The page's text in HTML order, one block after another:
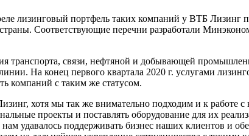
лизинговый портфель таких компаний у ВТБ Лизинг
Соответствующие перечни разработали
связи, нефтяной и добывающей
На конец первого квартала 2020 г. услугами
компаний с таким же статусом.
хотя мы так же внимательно подходим и к работе с
проекты и поставлять оборудование для их
удавалось поддерживать бизнес наших клиентов и